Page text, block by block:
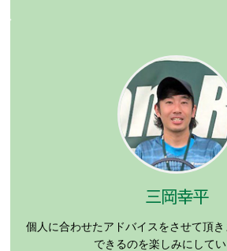
三岡幸平
個人に合わせたアドバイスをさせて頂き
できるのを楽しみにしてい